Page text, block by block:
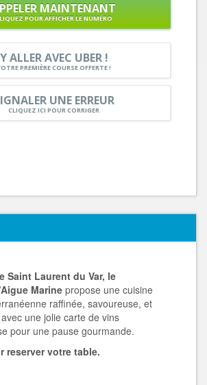
MAINTENANT
POUR AFFICHER LE NUMÉRO
Y ALLER AVEC UBER !
PREMIÈRE COURSE OFFERTE !
UNE ERREUR
CLIQUEZ ICI POUR CORRIGER
Saint Laurent du Var, le
Marine propose une cuisine
raffinée, savoureuse, et
une jolie carte de vins
pour une pause gourmande.
reserver votre table.